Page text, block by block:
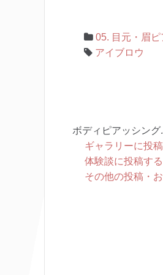
05. 目元・眉
アイブロウ
ボディピアッシン
ギャラリーに投
体験談に投稿する
その他の投稿・